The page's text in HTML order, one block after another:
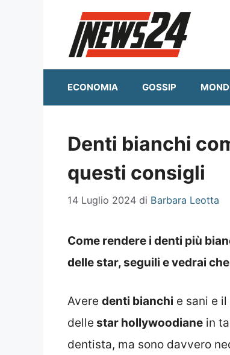
ECONOMIA GOSSIP
Denti bianchi
questi consigli
14 Luglio 2024 di Barbara Leotta
Come rendere i denti più
delle star, seguili e vedrai
Avere denti bianchi e sani e
delle star hollywoodiane in
dentista, ma sono davvero